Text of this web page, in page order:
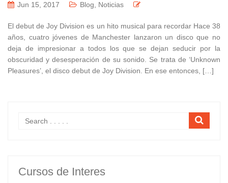
Jun 15, 2017 Blog, Noticias
El debut de Joy Division es un hito musical para recordar Hace 38
años, cuatro jóvenes de Manchester lanzaron un disco que no
deja de impresionar a todos los que se dejan seducir por la
obscuridad y desesperación de su sonido. Se trata de ‘Unknown
Pleasures’, el disco debut de Joy Division. En ese entonces, […]
Cursos de Interes